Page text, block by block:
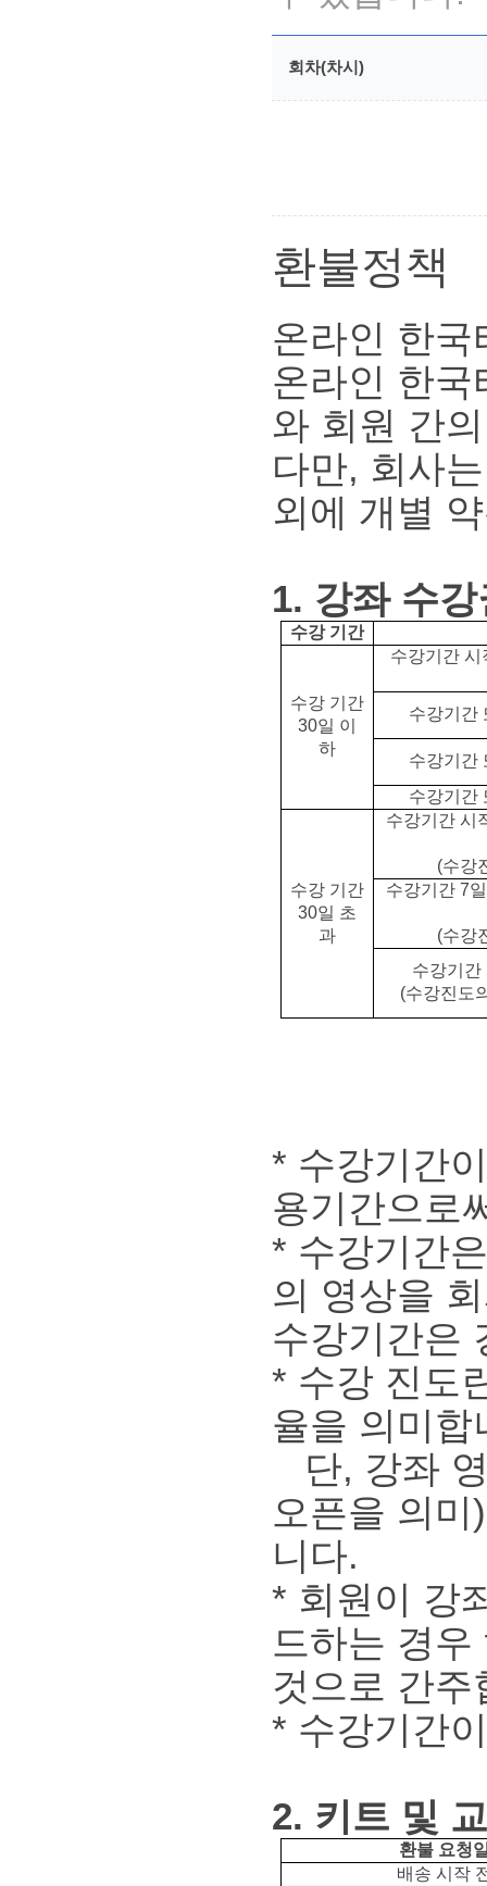
회차(차시)
환불정책
온라인 한국
온라인 한
와 회원 간
다만, 회사
외에 개별
1. 강좌 수강
수강 기간
수강 기간
30일 이
하
수강기간 시
수강기간
수강기간
수강기간
수강 기간
30일 초
과
수강기간 시
(수강
수강기간 7
(수강
수강기간
(수강진도
* 수강기간
용기간으로
* 수강기간
의 영상을
수강기간은
* 수강 진도
율을 의미합
단, 강좌
오픈을 의
니다.
* 회원이 강
드하는 경
것으로 간주
* 수강기간
2. 키트 및
환불 요청
배송 시작